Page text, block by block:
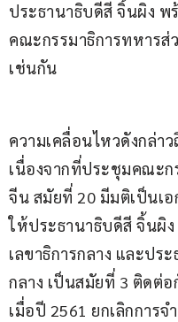
ประธานาธิบดีสี จิ้นผิง
คณะกรรมาธิการทหารส่
เช่นกัน
ความเคลื่อนไหวดังกล่า
เนื่องจากที่ประชุมคณะก
จีน สมัยที่ 20 มีมติเป็นเ
ให้ประธานาธิบดีสี จิ้นผิ
เลขาธิการกลาง และปร
กลาง เป็นสมัยที่ 3 ติดต่
เมื่อปี 2561 ยกเลิกการ